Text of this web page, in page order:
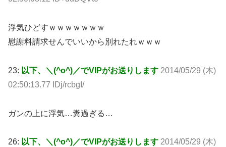
浮気ひどすｗｗｗｗｗｗｗ
慰謝料請求せんでいいから別れたれｗｗｗ
23: 以下、＼(^o^)／でVIPがお送りします 2014/05/29 (木)
02:50:13.77 IDj/rcbgI/
ガンの上に浮気…糞過ぎる…
26: 以下、＼(^o^)／でVIPがお送りします 2014/05/29 (木)